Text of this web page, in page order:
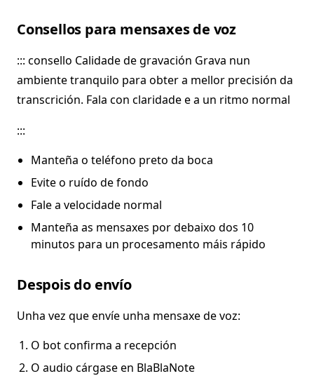
Consellos para mensaxes de voz
::: consello Calidade de gravación Grava nun
ambiente tranquilo para obter a mellor precisión da
transcrición. Fala con claridade e a un ritmo normal
:::
Manteña o teléfono preto da boca
Evite o ruído de fondo
Fale a velocidade normal
Manteña as mensaxes por debaixo dos 10
minutos para un procesamento máis rápido
Despois do envío
Unha vez que envíe unha mensaxe de voz:
O bot confirma a recepción
O audio cárgase en BlaBlaNote